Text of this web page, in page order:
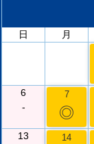
日
月
6
-
7
◎
13
14